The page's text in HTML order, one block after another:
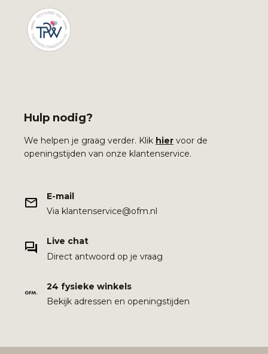
Hulp nodig?
We helpen je graag verder. Klik hier voor de
openingstijden van onze klantenservice.
E-mail
Via klantenservice@ofm.nl
Live chat
Direct antwoord op je vraag
24 fysieke winkels
Bekijk adressen en openingstijden